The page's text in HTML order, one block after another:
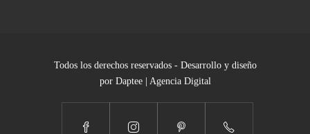
Todos los derechos reservados - Desarrollo y diseño
por Daptee | Agencia Digital